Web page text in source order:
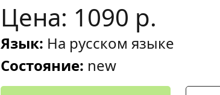
Цена: 1090 р.
Язык: На русском языке
Состояние: new